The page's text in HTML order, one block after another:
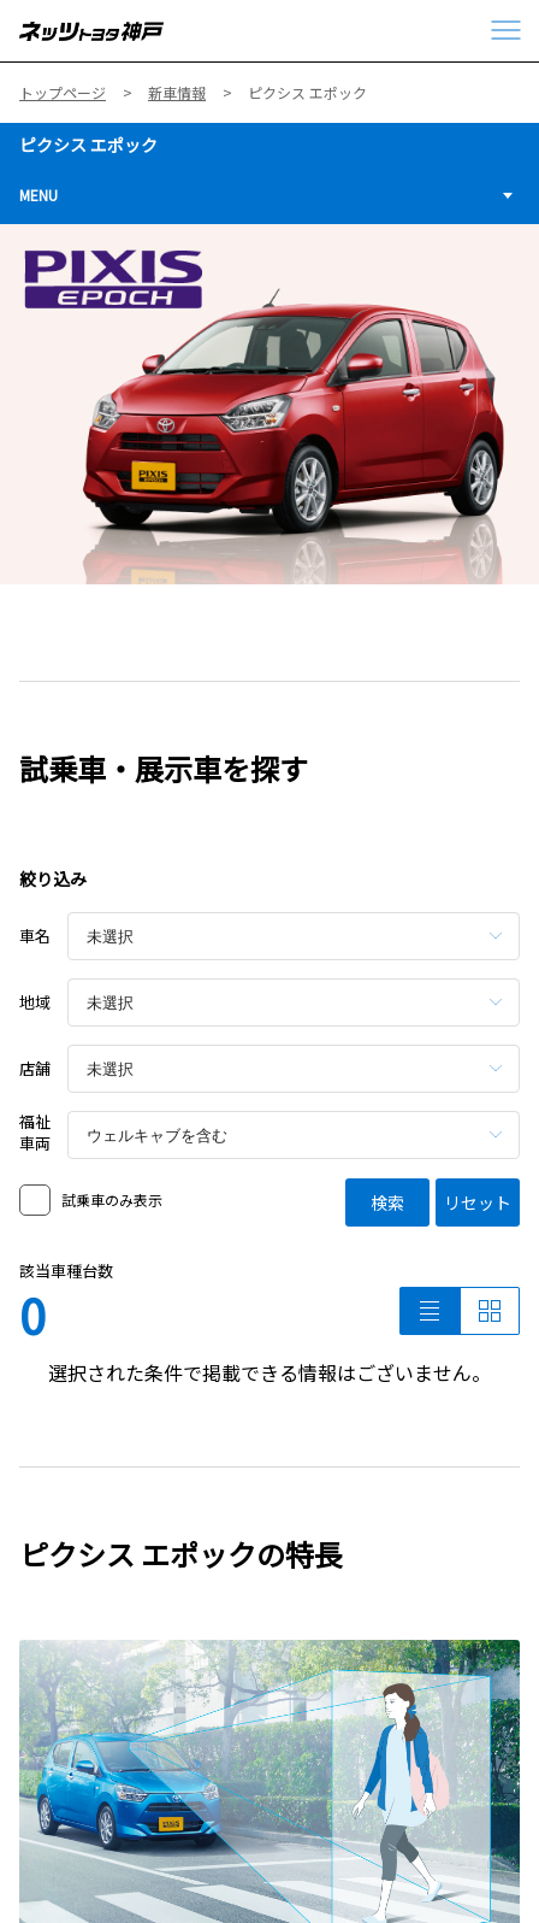
トップページ 新車情報 ピクシス エポック
ピクシス エポック
MENU
試乗車・展示車を探す
絞り込み
車名
地域
店舗
福祉
車両
試乗車のみ表示 検索 リセット
該当車種台数
0
選択された条件で掲載できる情報はございません。
ピクシス エポックの特長